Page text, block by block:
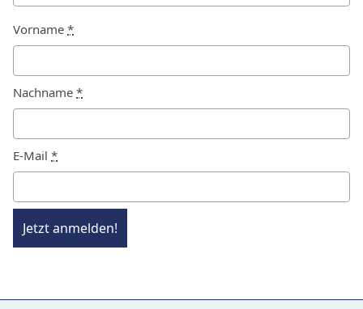
Vorname *
Nachname *
E-Mail *
Jetzt anmelden!